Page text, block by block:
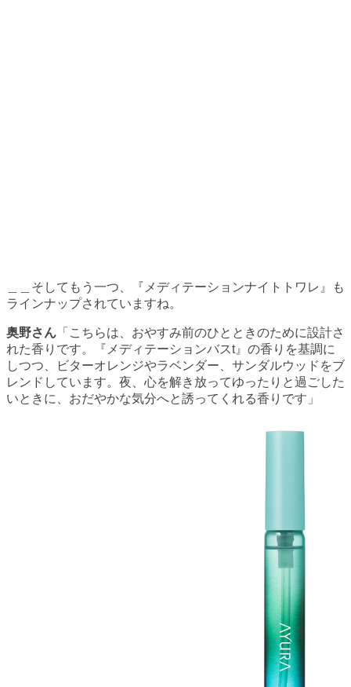
＿＿そしてもう一つ、『メディテーションナイトトワレ』も
ラインナップされていますね。
奥野さん 「こちらは、おやすみ前のひとときのために設計さ
れた香りです。『メディテーションバスt』の香りを基調に
しつつ、ビターオレンジやラベンダー、サンダルウッドをブ
レンドしています。夜、心を解き放ってゆったりと過ごした
いときに、おだやかな気分へと誘ってくれる香りです」